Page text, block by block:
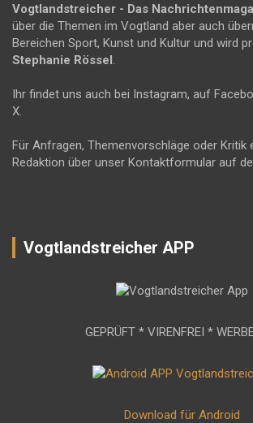
Vogtlandstreicher - Das
über die Themen im Vogtland aber auch
Bereichen Sport, Kunst und Kultur und wird
Stephanie Rössel.
Ihr findet uns auch bei Instagram, auf
X.
Für Anfragen, Themenvorschläge oder Kritik
Redaktion über unser Kontaktformular auf
Vogtlandstreicher APP
GEPRÜFT * VIRENFREI *
Download für Android